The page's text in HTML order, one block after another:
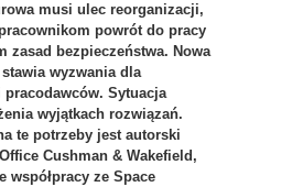
musi ulec reorganizacji,
powrót do pracy
zasad bezpieczeństwa. Nowa
wyzwania dla
Sytuacja
wyjątkach rozwiązań.
te potrzeby jest autorski
Cushman & Wakefield,
współpracy ze Space